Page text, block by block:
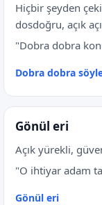
Hiçbir şeyden
dosdoğru, açık
"Dobra dobra
Dobra dobra
Gönül eri
Açık yürekli,
"O ihtiyar adam
Gönül eri